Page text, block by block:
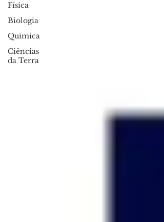
Física
Biologia
Química
Ciências
da Terra